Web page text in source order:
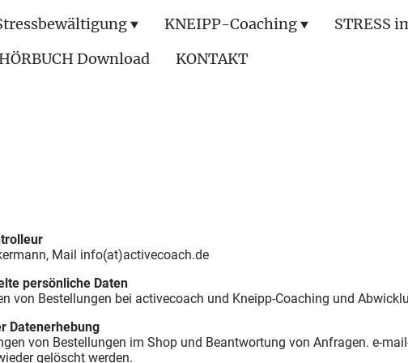
KNEIPP-Coaching
STRESS
HÖRBUCH Download KONTAKT
Mail info(at)activecoach.de
persönliche Daten
von Bestellungen bei activecoach und Kneipp-Coaching und
Datenerhebung
von Bestellungen im Shop und Beantwortung von Anfragen. e-
gelöscht werden.